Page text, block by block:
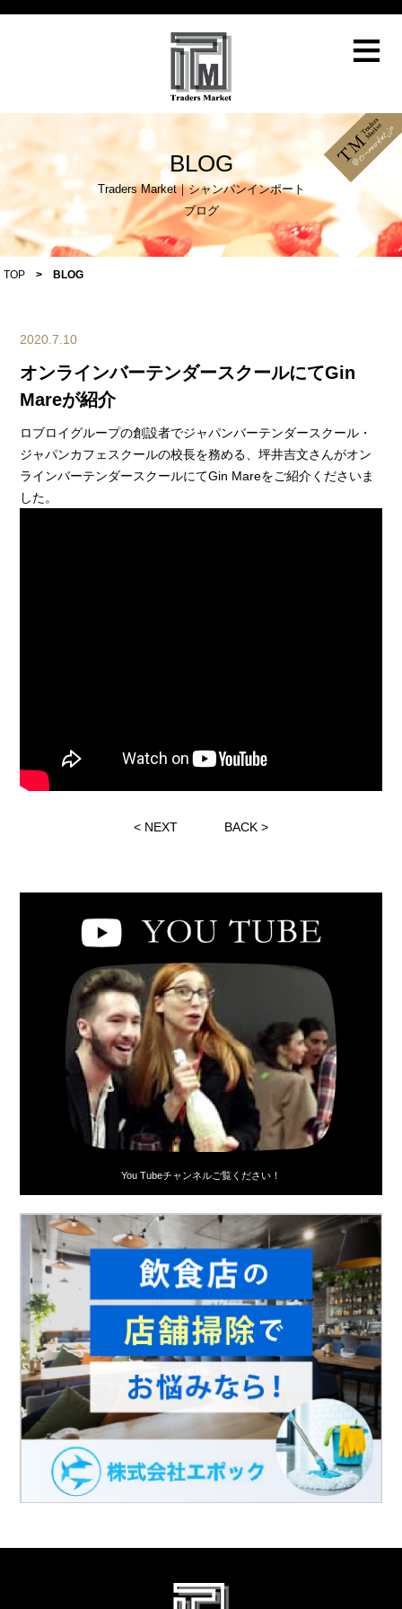
≡
BLOG
Traders Market｜シャンパンインポート
ブログ
TOP > BLOG
2020.7.10
オンラインバーテンダースクールにてGin
Mareが紹介
ロブロイグループの創設者でジャパンバーテンダースクール・
ジャパンカフェスクールの校長を務める、坪井吉文さんがオン
ラインバーテンダースクールにてGin Mareをご紹介くださいま
した。
< NEXT BACK >
You Tubeチャンネルご覧ください！